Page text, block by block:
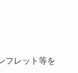
フレット等を